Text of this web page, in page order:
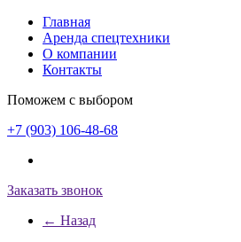
Главная
Аренда спецтехники
О компании
Контакты
Поможем с выбором
+7 (903) 106-48-68
Заказать звонок
← Назад